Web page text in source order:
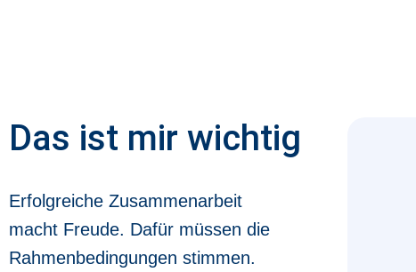
Das ist mir wichtig
Erfolgreiche Zusammenarbeit
macht Freude. Dafür müssen die
Rahmenbedingungen stimmen.